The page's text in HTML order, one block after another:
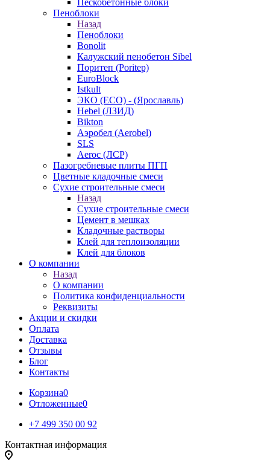
Пеноблоки
Назад
Пеноблоки
Bonolit
Калужский пенобетон Sibel
Поритеп (Poritep)
EuroBlock
Istkult
ЭКО (ECO) - (Ярославль)
Hebel (ЛЗИД)
Bikton
Аэробел (Aerobel)
SLS
Aeroc (ЛСР)
Пазогребневые плиты ПГП
Цветные кладочные смеси
Сухие строительные смеси
Назад
Сухие строительные смеси
Цемент в мешках
Кладочные растворы
Клей для теплоизоляции
Клей для блоков
О компании
Назад
О компании
Политика конфиденциальности
Реквизиты
Акции и скидки
Оплата
Доставка
Отзывы
Блог
Контакты
Корзина0
Отложенные0
+7 499 350 00 92
Контактная информация